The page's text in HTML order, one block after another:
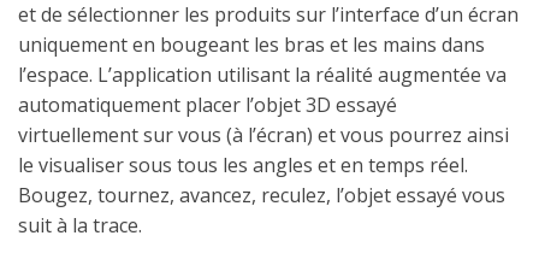
et de sélectionner les produits sur l’interface d’un écran
uniquement en bougeant les bras et les mains dans
l’espace. L’application utilisant la réalité augmentée va
automatiquement placer l’objet 3D essayé
virtuellement sur vous (à l’écran) et vous pourrez ainsi
le visualiser sous tous les angles et en temps réel.
Bougez, tournez, avancez, reculez, l’objet essayé vous
suit à la trace.